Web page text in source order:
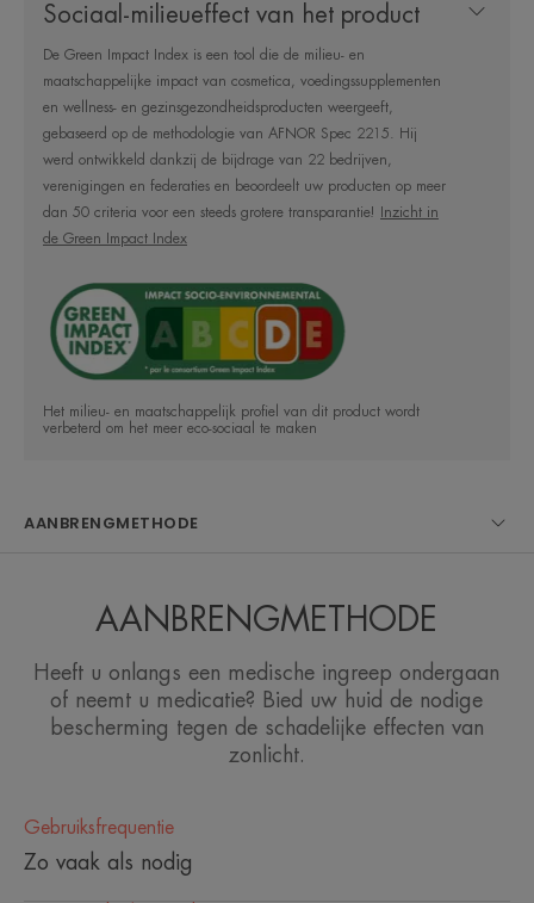
samengesteld uit:
• Een stabiel en doeltreffend filtersysteem dat een
lange en een zeer brede UVB-/UVA-bescherming
biedt.
• Een duo van antioxidanten met aanvullende
werking: Thialdine om de huidcellen onmiddellijk te
beschermen + Provitamine E (Pre-tocoferyl) om de
oxidatieve stress.
• Vederine™, een actief ingrediënt dat vitamine D-
receptoren stimuleert en de huidbarrière versterkt.
Zeer hoge dagelijkse
zonbescherming, aangepast aan
de behoeften van de
overgevoelige huid en de huid die
Sociaal-milieueffect van het product
De Green Impact Index is een tool die de milieu- en
maatschappelijke impact van cosmetica, voedingssupplementen
en wellness- en gezinsgezondheidsproducten weergeeft,
gebaseerd op de methodologie van AFNOR Spec 2215. Hij
werd ontwikkeld dankzij de bijdrage van 22 bedrijven,
verenigingen en federaties en beoordeelt uw producten op meer
dan 50 criteria voor een steeds grotere transparantie!
Inzicht in
de Green Impact Index
Het milieu- en maatschappelijk profiel van dit product wordt
verbeterd om het meer eco-sociaal te maken
AANBRENGMETHODE
AANBRENGMETHODE
Heeft u onlangs een medische ingreep ondergaan
of neemt u medicatie? Bied uw huid de nodige
bescherming tegen de schadelijke effecten van
zonlicht.
Gebruiksfrequentie
Zo vaak als nodig